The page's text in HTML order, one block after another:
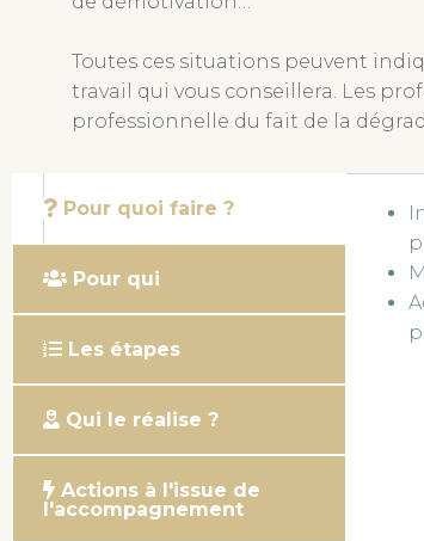
Toutes ces situations peuvent
travail qui vous conseillera. Les
professionnelle du fait de la
Pour quoi faire ?
Pour qui
Les étapes
Qui le réalise ?
Actions à l'issue de
l'accompagnement